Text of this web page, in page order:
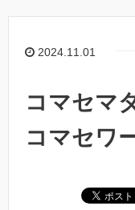
2024.11.01
コマセマ
コマセワ